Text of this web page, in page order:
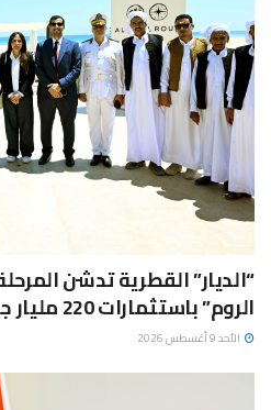
“الديار” القطرية تدشن
الروم” باستثمارات 220 مليار جنيه
الأحد 9 أغسطس 2026